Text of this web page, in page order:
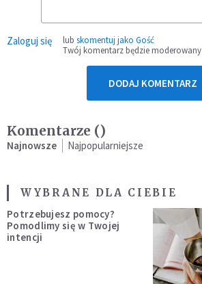
Zaloguj się lub skomentuj jako Gość
Twój komentarz będzie moderowany
DODAJ KOMENTARZ
Komentarze ()
Najnowsze Najpopularniejsze
WYBRANE DLA CIEBIE
Potrzebujesz pomocy?
Pomodlimy się w Twojej
intencji